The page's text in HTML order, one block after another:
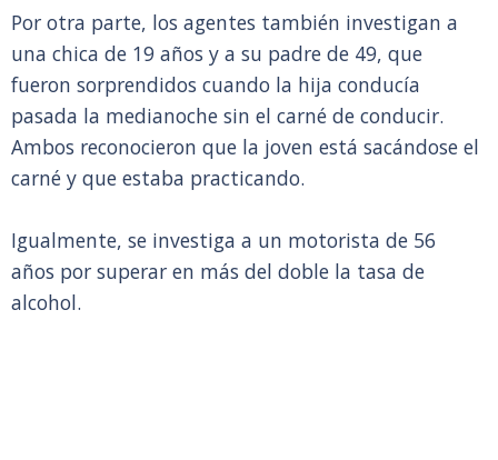
Por otra parte, los agentes también investigan a
una chica de 19 años y a su padre de 49, que
fueron sorprendidos cuando la hija conducía
pasada la medianoche sin el carné de conducir.
Ambos reconocieron que la joven está sacándose el
carné y que estaba practicando.
Igualmente, se investiga a un motorista de 56
años por superar en más del doble la tasa de
alcohol.